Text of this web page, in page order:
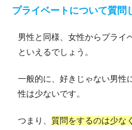
プライベートについて質問
男性と同様、女性からプライ
といえるでしょう。
一般的に、好きじゃない男性
性は少ないです。
つまり、 質問をするのは少な